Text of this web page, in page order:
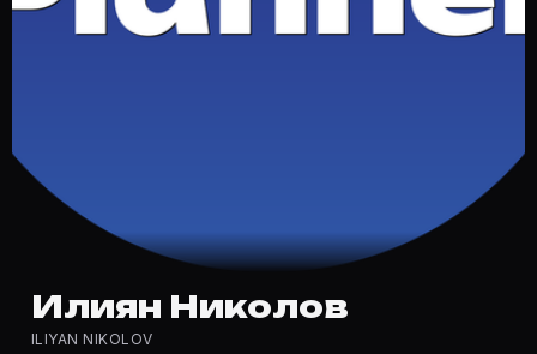
Частые вопросы о Илиян Николов
Полный список — на Movie Planner: https://movie-
Кто такой(ая) Илиян Николов?
Илиян Николов — Актер. Биография и роли на
Где открыть фильмографию Илиян Николов?
На Movie Planner: https://movie-planner.ru/s/
Илиян Николов
ILIYAN NIKOLOV